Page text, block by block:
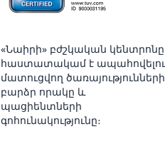
«Նաիրի» բժշկական կենտրոնը
հաստատակամ է
մատուցվող ծառայությունների
բարձր որակը և
պացիենտների
գոհունակությունը։